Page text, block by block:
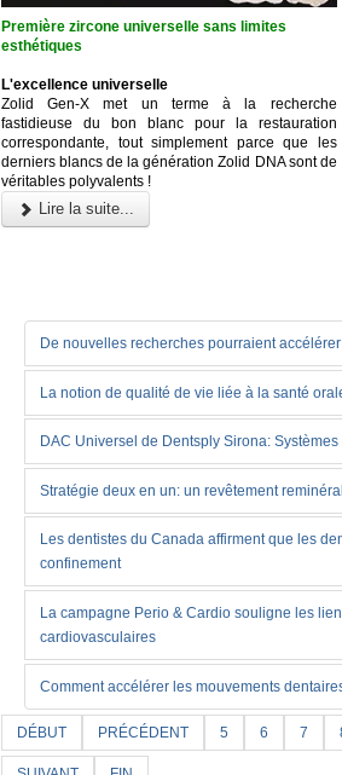
Première zircone universelle sans limites
esthétiques
L'excellence universelle
Zolid Gen-X met un terme à la recherche
fastidieuse du bon blanc pour la restauration
correspondante, tout simplement parce que les
derniers blancs de la génération Zolid DNA sont de
véritables polyvalents !
Lire la suite...
De nouvelles recherches pourraient
La notion de qualité de vie liée à la santé
DAC Universel de Dentsply Sirona:
Stratégie deux en un: un revêtement
Les dentistes du Canada affirment que les
confinement
La campagne Perio & Cardio souligne les
cardiovasculaires
Comment accélérer les mouvements
DÉBUT PRÉCÉDENT 5 6 7